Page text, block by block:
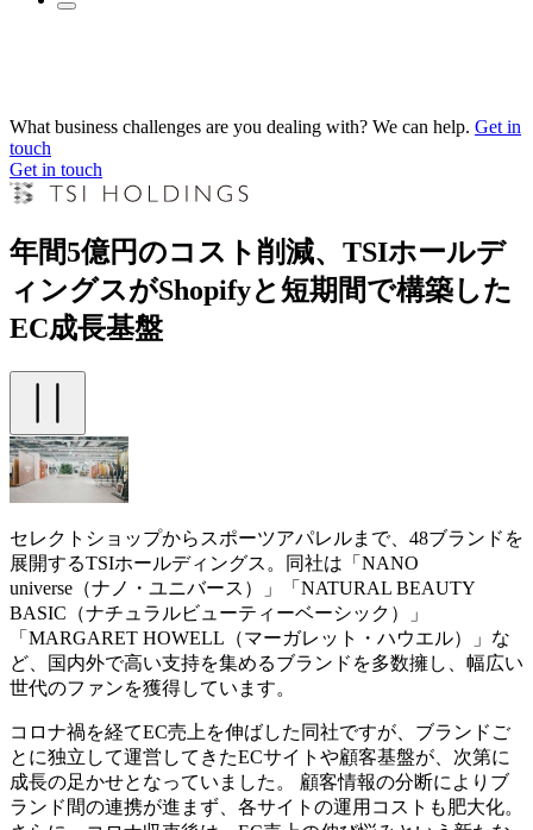
What business challenges are you dealing with? We can help. Get in
touch
Get in touch
年間5億円のコスト削減、TSIホールデ
ィングスがShopifyと短期間で構築した
EC成長基盤
セレクトショップからスポーツアパレルまで、48ブランドを
展開するTSIホールディングス。同社は「NANO
universe（ナノ・ユニバース）」「NATURAL BEAUTY
BASIC（ナチュラルビューティーベーシック）」
「MARGARET HOWELL（マーガレット・ハウエル）」な
ど、国内外で高い支持を集めるブランドを多数擁し、幅広い
世代のファンを獲得しています。
コロナ禍を経てEC売上を伸ばした同社ですが、ブランドご
とに独立して運営してきたECサイトや顧客基盤が、次第に
成長の足かせとなっていました。 顧客情報の分断によりブ
ランド間の連携が進まず、各サイトの運用コストも肥大化。